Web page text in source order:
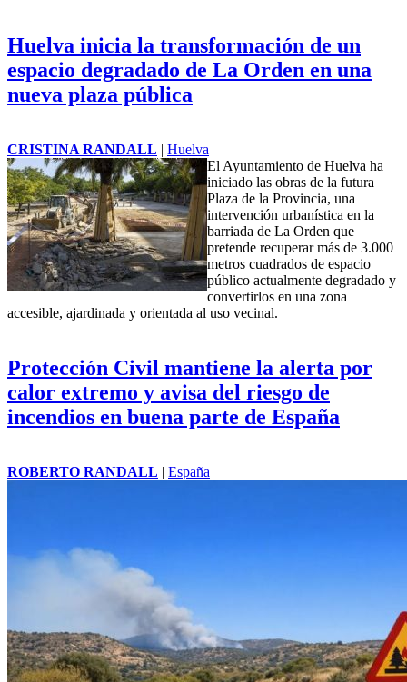
Huelva inicia la transformación de un
espacio degradado de La Orden en una
nueva plaza pública
CRISTINA RANDALL | Huelva
El Ayuntamiento de Huelva ha
iniciado las obras de la futura
Plaza de la Provincia, una
intervención urbanística en la
barriada de La Orden que
pretende recuperar más de 3.000
metros cuadrados de espacio
público actualmente degradado y
convertirlos en una zona
accesible, ajardinada y orientada al uso vecinal.
Protección Civil mantiene la alerta por
calor extremo y avisa del riesgo de
incendios en buena parte de España
ROBERTO RANDALL | España